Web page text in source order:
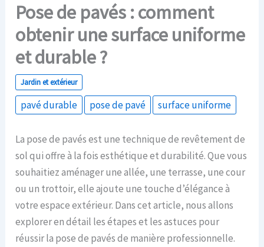
Pose de pavés : comment
obtenir une surface uniforme
et durable ?
Jardin et extérieur
pavé durable pose de pavé surface uniforme
La pose de pavés est une technique de revêtement de
sol qui offre à la fois esthétique et durabilité. Que vous
souhaitiez aménager une allée, une terrasse, une cour
ou un trottoir, elle ajoute une touche d’élégance à
votre espace extérieur. Dans cet article, nous allons
explorer en détail les étapes et les astuces pour
réussir la pose de pavés de manière professionnelle.